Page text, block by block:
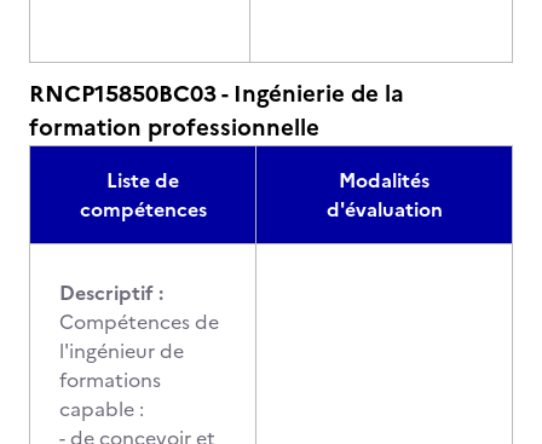
RNCP15850BC03 - Ingénierie de la
formation professionnelle
Liste de
compétences
Modalités
d'évaluation
Descriptif :
Compétences de
l'ingénieur de
formations
capable :
- de concevoir et